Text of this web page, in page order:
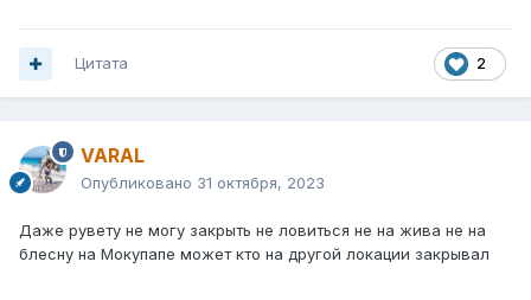
2
Цитата
VARAL
Опубликовано 31 октября, 2023
Даже рувету не могу закрыть не ловиться не на жива не на
блесну на Мокупапе может кто на другой локации закрывал